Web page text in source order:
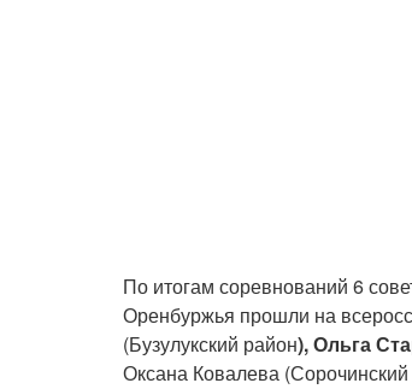
По итогам соревнований 6
Оренбуржья прошли на
(Бузулукский район), Ольга
Оксана Ковалева